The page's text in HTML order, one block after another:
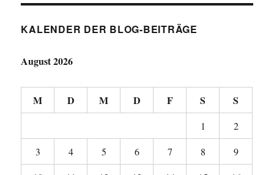
KALENDER DER BLOG-BEITRÄGE
August 2026
M D M D F S S
1
2
3
4 5 6 7 8
9